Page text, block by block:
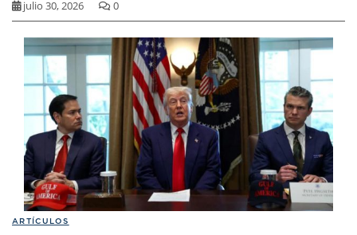
julio 30, 2026 0
ARTÍCULOS